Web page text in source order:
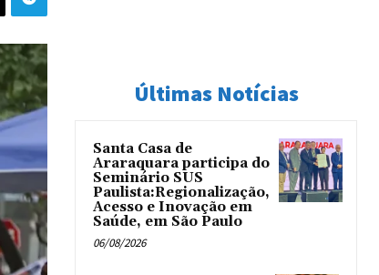
Últimas Notícias
Santa Casa de
Araraquara participa do
Seminário SUS
Paulista:Regionalização,
Acesso e Inovação em
Saúde, em São Paulo
06/08/2026